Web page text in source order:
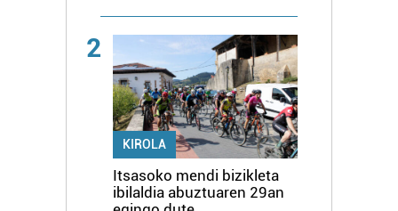
2
KIROLA
Itsasoko mendi bizikleta
ibilaldia abuztuaren 29an